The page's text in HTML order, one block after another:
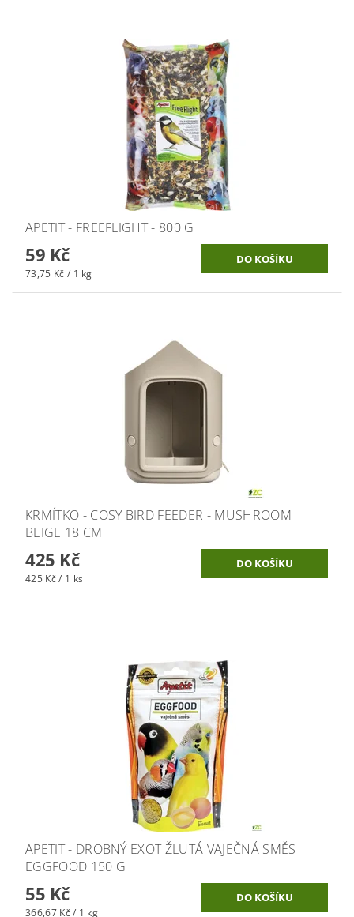
APETIT - FREEFLIGHT - 800 G
59 Kč
73,75 Kč / 1 kg
KRMÍTKO - COSY BIRD FEEDER - MUSHROOM
BEIGE 18 CM
425 Kč
425 Kč / 1 ks
APETIT - DROBNÝ EXOT ŽLUTÁ VAJEČNÁ SMĚS
EGGFOOD 150 G
55 Kč
366,67 Kč / 1 kg